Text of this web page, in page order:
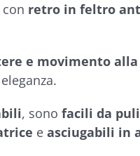
con retro in feltro
e movimento
, sono facili da
e asciugabili in